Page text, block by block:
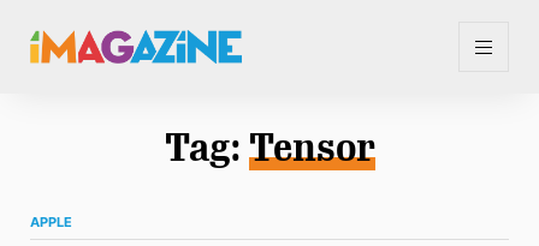
Tag: Tensor
APPLE